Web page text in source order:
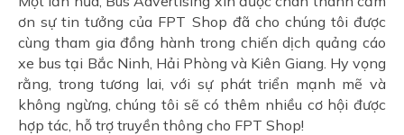
ơn sự tin tưởng của FPT Shop đã cho chúng tôi được
cùng tham gia đồng hành trong chiến dịch quảng cáo
xe bus tại Bắc Ninh, Hải Phòng và Kiên Giang. Hy vọng
rằng, trong tương lai, với sự phát triển mạnh mẽ và
không ngừng, chúng tôi sẽ có thêm nhiều cơ hội được
hợp tác, hỗ trợ truyền thông cho FPT Shop!